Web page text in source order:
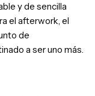
y de sencilla
el afterwork, el
de
a ser uno más.